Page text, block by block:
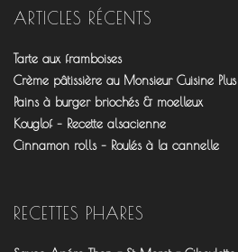
fourchettesflo
sur
@fourchettesflo
sur
fleurjeanne
sur
ARTICLES RÉCENTS
Tarte aux framboises
Crème pâtissière au Monsieur Cuisine Plus
Pains à burger briochés & moelleux
Kouglof – Recette alsacienne
Cinnamon rolls – Roulés à la cannelle
RECETTES PHARES